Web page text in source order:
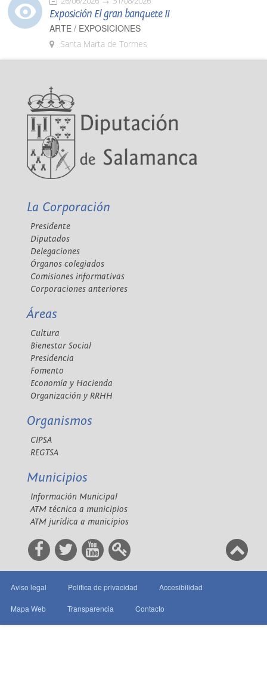
Exposición El gran banquete II
ARTE / EXPOSICIONES
Santa Marta de Tormes
La Corporación
Presidente
Diputados
Delegaciones
Órganos colegiados
Comisiones informativas
Corporaciones anteriores
Áreas
Cultura
Bienestar Social
Presidencia
Fomento
Economía y Hacienda
Organización y RRHH
Organismos
CIPSA
REGTSA
Municipios
Información Municipal
ATM técnica a municipios
ATM jurídica a municipios
Aviso legal Política de privacidad Accesibilidad
Mapa Web Transparencia Contacto